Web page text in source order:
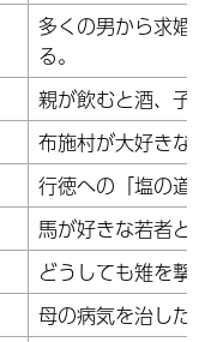
多くの男から求婚
る。
親が飲むと酒、子
布施村が大好きな
行徳への「塩の道
馬が好きな若者と
どうしても雉を撃
母の病気を治した